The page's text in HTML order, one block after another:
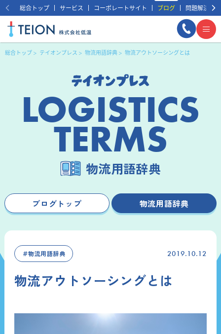
総合トップ サービス コーポレートサイト ブログ 問題解決事例
総合トップ テイオンプレス 物流用語辞典 物流アウトソーシングとは
LOGISTICS
TERMS
物流用語辞典
ブログトップ 物流用語辞典
＃物流用語辞典 2019.10.12
物流アウトソーシングとは